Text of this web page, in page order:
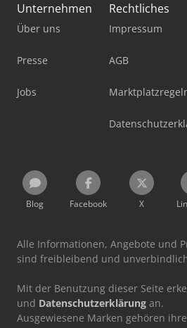
Unternehmen
Über uns
Presse
Jobs
Rechtliches
Impressum
AGB
Blog Facebook X
Alle Informationen, Angebote und
sind freibleibend und
Mit der Benutzung dieser Seite
und Datenschutzerklärung an.
Ausgewiesene Marken gehören